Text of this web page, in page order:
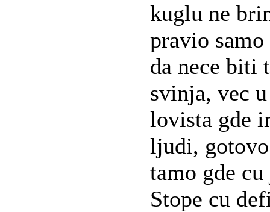
kuglu ne
pravio
da nece biti
svinja, vec
lovista gde
ljudi,
tamo gde
Stope cu